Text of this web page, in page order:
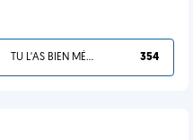
TU L'AS BIEN MÉRITÉ 354